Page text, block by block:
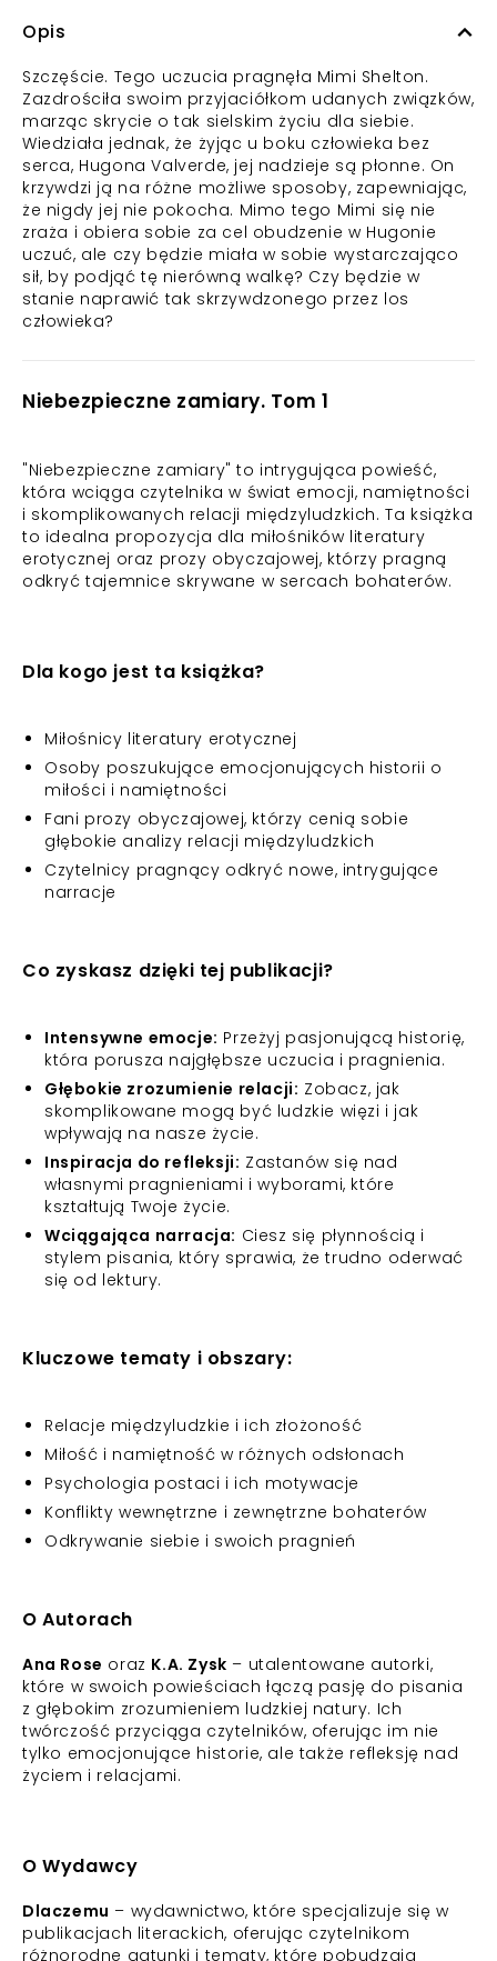
Opis
Szczęście. Tego uczucia pragnęła Mimi Shelton.
Zazdrościła swoim przyjaciółkom udanych związków,
marząc skrycie o tak sielskim życiu dla siebie.
Wiedziała jednak, że żyjąc u boku człowieka bez
serca, Hugona Valverde, jej nadzieje są płonne. On
krzywdzi ją na różne możliwe sposoby, zapewniając,
że nigdy jej nie pokocha. Mimo tego Mimi się nie
zraża i obiera sobie za cel obudzenie w Hugonie
uczuć, ale czy będzie miała w sobie wystarczająco
sił, by podjąć tę nierówną walkę? Czy będzie w
stanie naprawić tak skrzywdzonego przez los
człowieka?
Niebezpieczne zamiary. Tom 1
"Niebezpieczne zamiary" to intrygująca powieść,
która wciąga czytelnika w świat emocji, namiętności
i skomplikowanych relacji międzyludzkich. Ta książka
to idealna propozycja dla miłośników literatury
erotycznej oraz prozy obyczajowej, którzy pragną
odkryć tajemnice skrywane w sercach bohaterów.
Dla kogo jest ta książka?
Miłośnicy literatury erotycznej
Osoby poszukujące emocjonujących historii o
miłości i namiętności
Fani prozy obyczajowej, którzy cenią sobie
głębokie analizy relacji międzyludzkich
Czytelnicy pragnący odkryć nowe, intrygujące
narracje
Co zyskasz dzięki tej publikacji?
Intensywne emocje: Przeżyj pasjonującą historię,
która porusza najgłębsze uczucia i pragnienia.
Głębokie zrozumienie relacji: Zobacz, jak
skomplikowane mogą być ludzkie więzi i jak
wpływają na nasze życie.
Inspiracja do refleksji: Zastanów się nad
własnymi pragnieniami i wyborami, które
kształtują Twoje życie.
Wciągająca narracja: Ciesz się płynnością i
stylem pisania, który sprawia, że trudno oderwać
się od lektury.
Kluczowe tematy i obszary:
Relacje międzyludzkie i ich złożoność
Miłość i namiętność w różnych odsłonach
Psychologia postaci i ich motywacje
Konflikty wewnętrzne i zewnętrzne bohaterów
Odkrywanie siebie i swoich pragnień
O Autorach
Ana Rose oraz K.A. Zysk – utalentowane autorki,
które w swoich powieściach łączą pasję do pisania
z głębokim zrozumieniem ludzkiej natury. Ich
twórczość przyciąga czytelników, oferując im nie
tylko emocjonujące historie, ale także refleksję nad
życiem i relacjami.
O Wydawcy
Dlaczemu – wydawnictwo, które specjalizuje się w
publikacjach literackich, oferując czytelnikom
różnorodne gatunki i tematy, które pobudzają